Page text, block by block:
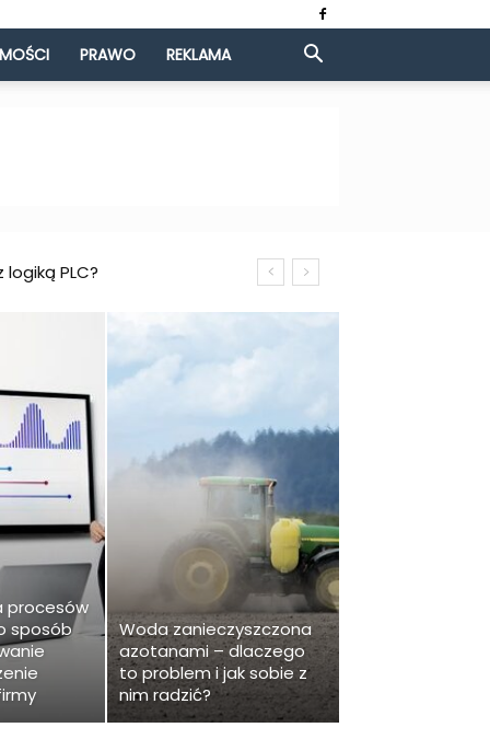
PRAWO REKLAMA
PLC?
procesów
sposób
Woda zanieczyszczona
azotanami – dlaczego
to problem i jak sobie z
nim radzić?